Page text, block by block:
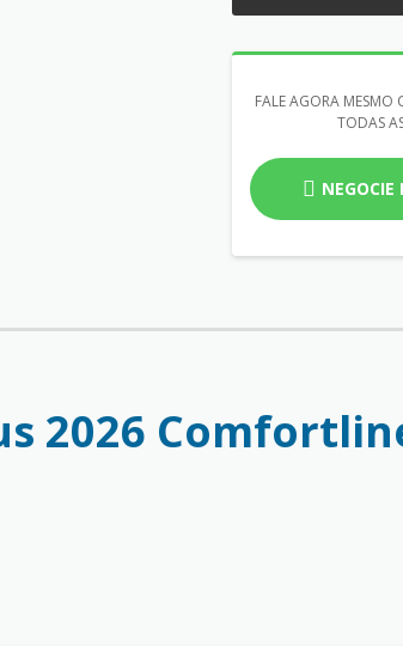
FALE AGORA MESMO
TODAS
2026